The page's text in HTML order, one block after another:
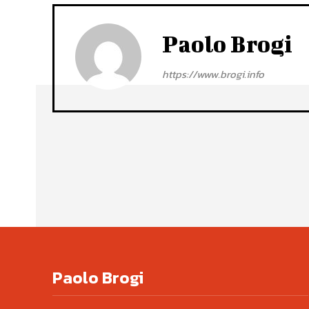
Paolo Brogi
https://www.brogi.info
Paolo Brogi